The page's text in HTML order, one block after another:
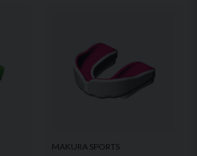
min fråga
MAKURA SPORTS